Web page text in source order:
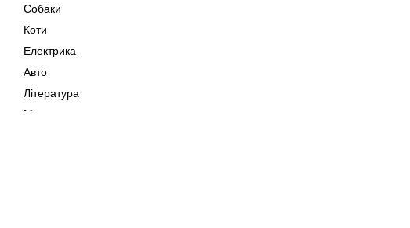
Собаки
Коти
Електрика
Авто
Література
Музика